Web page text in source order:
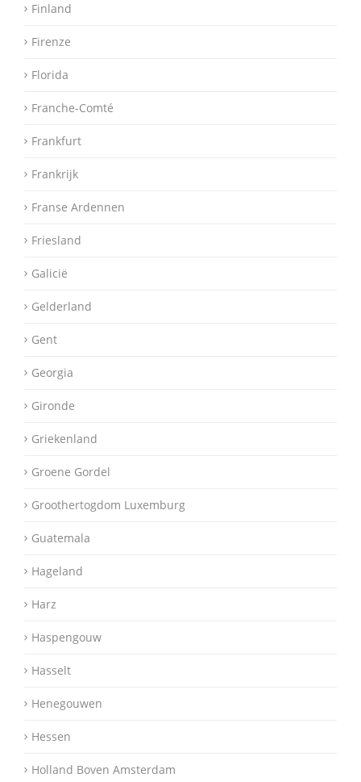
Finland
Firenze
Florida
Franche-Comté
Frankfurt
Frankrijk
Franse Ardennen
Friesland
Galicië
Gelderland
Gent
Georgia
Gironde
Griekenland
Groene Gordel
Groothertogdom Luxemburg
Guatemala
Hageland
Harz
Haspengouw
Hasselt
Henegouwen
Hessen
Holland Boven Amsterdam